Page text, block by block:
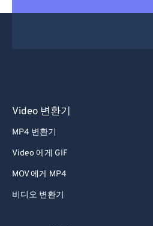
Video 변환기
MP4 변환기
Video 에게 GIF
MOV 에게 MP4
비디오 변환기